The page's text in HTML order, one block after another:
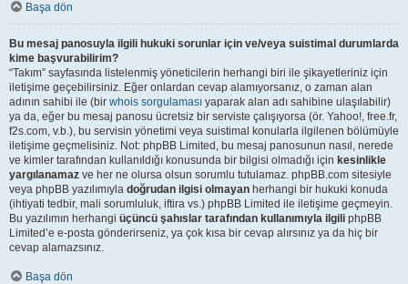
Başa dön
Bu mesaj panosuyla ilgili hukuki sorunlar için ve/veya suistimal durumlarda
kime başvurabilirim?
“Takım” sayfasında listelenmiş yöneticilerin herhangi biri ile şikayetleriniz için
iletişime geçebilirsiniz. Eğer onlardan cevap alamıyorsanız, o zaman alan
adının sahibi ile (bir whois sorgulaması yaparak alan adı sahibine ulaşılabilir)
ya da, eğer bu mesaj panosu ücretsiz bir serviste çalışıyorsa (ör. Yahoo!, free.fr,
f2s.com, v.b.), bu servisin yönetimi veya suistimal konularla ilgilenen bölümüyle
iletişime geçmelisiniz. Not: phpBB Limited, bu mesaj panosunun nasıl, nerede
ve kimler tarafından kullanıldığı konusunda bir bilgisi olmadığı için kesinlikle
yargılanamaz ve her ne olursa olsun sorumlu tutulamaz. phpBB.com sitesiyle
veya phpBB yazılımıyla doğrudan ilgisi olmayan herhangi bir hukuki konuda
(ihtiyati tedbir, mali sorumluluk, iftira vs.) phpBB Limited ile iletişime geçmeyin.
Bu yazılımın herhangi üçüncü şahıslar tarafından kullanımıyla ilgili phpBB
Limited’e e-posta gönderirseniz, ya çok kısa bir cevap alırsınız ya da hiç bir
cevap alamazsınız.
Başa dön